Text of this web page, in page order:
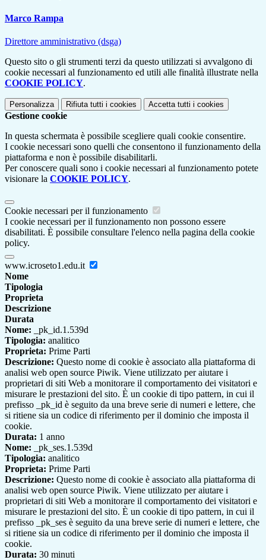
Marco Rampa
Direttore amministrativo (dsga)
Questo sito o gli strumenti terzi da questo utilizzati si avvalgono di
cookie necessari al funzionamento ed utili alle finalità illustrate nella
COOKIE POLICY.
Personalizza Rifiuta tutti i cookies Accetta tutti i cookies
Gestione cookie
In questa schermata è possibile scegliere quali cookie consentire.
I cookie necessari sono quelli che consentono il funzionamento della
piattaforma e non è possibile disabilitarli.
Per conoscere quali sono i cookie necessari al funzionamento potete
visionare la COOKIE POLICY.
Cookie necessari per il funzionamento
I cookie necessari per il funzionamento non possono essere
disabilitati. È possibile consultare l'elenco nella pagina della cookie
policy.
www.icroseto1.edu.it
Nome
Tipologia
Proprieta
Descrizione
Durata
Nome: _pk_id.1.539d
Tipologia: analitico
Proprieta: Prime Parti
Descrizione: Questo nome di cookie è associato alla piattaforma di
analisi web open source Piwik. Viene utilizzato per aiutare i
proprietari di siti Web a monitorare il comportamento dei visitatori e
misurare le prestazioni del sito. È un cookie di tipo pattern, in cui il
prefisso _pk_id è seguito da una breve serie di numeri e lettere, che
si ritiene sia un codice di riferimento per il dominio che imposta il
cookie.
Durata: 1 anno
Nome: _pk_ses.1.539d
Tipologia: analitico
Proprieta: Prime Parti
Descrizione: Questo nome di cookie è associato alla piattaforma di
analisi web open source Piwik. Viene utilizzato per aiutare i
proprietari di siti Web a monitorare il comportamento dei visitatori e
misurare le prestazioni del sito. È un cookie di tipo pattern, in cui il
prefisso _pk_ses è seguito da una breve serie di numeri e lettere, che
si ritiene sia un codice di riferimento per il dominio che imposta il
cookie.
Durata: 30 minuti